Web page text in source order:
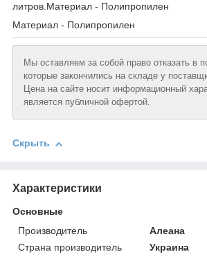
литров.Материал - Полипропилен
Материал - Полипропилен
Мы оставляем за собой право отказать в
которые закончились на складе у
Цена на сайте носит информационный
является публичной офертой.
Скрыть
Характеристики
Основные
Производитель
Алеана
Страна производитель
Украина